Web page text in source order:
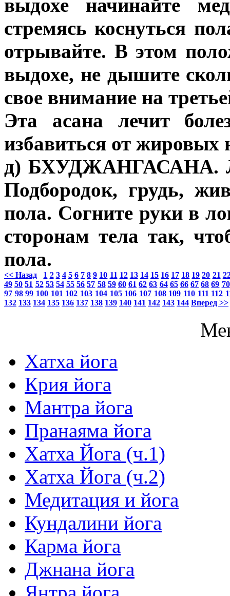
выдохе начинайте
стремясь коснуться
отрывайте. В этом
выдохе, не дышите
свое внимание на
Эта асана лечит
избавиться от жировых
д) БХУДЖАНГАСАНА.
Подбородок, грудь,
пола. Согните руки в
сторонам тела так,
пола.
<< Назад 1 2 3 4 5 6 7 8 9 10 11 12 13 14 15 16 17 18 19 20 21
49 50 51 52 53 54 55 56 57 58 59 60 61 62 63 64 65 66 67 68 69 70
97 98 99 100 101 102 103 104 105 106 107 108 109 110 111 112
132 133 134 135 136 137 138 139 140 141 142 143 144 Вперед >>
Хатха йога
Крия йога
Мантра йога
Пранаяма йога
Хатха Йога (ч.1)
Хатха Йога (ч.2)
Медитация и йога
Кундалини йога
Карма йога
Джнана йога